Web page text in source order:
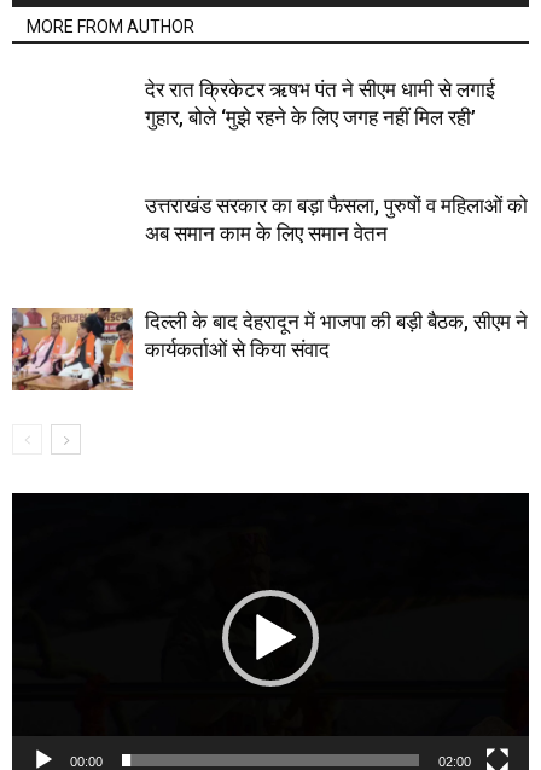
MORE FROM AUTHOR
देर रात क्रिकेटर ऋषभ पंत ने सीएम धामी से लगाई
गुहार, बोले ‘मुझे रहने के लिए जगह नहीं मिल रही’
उत्तराखंड सरकार का बड़ा फैसला, पुरुषों व महिलाओं को
अब समान काम के लिए समान वेतन
दिल्ली के बाद देहरादून में भाजपा की बड़ी बैठक, सीएम ने
कार्यकर्ताओं से किया संवाद
00:00 02:00